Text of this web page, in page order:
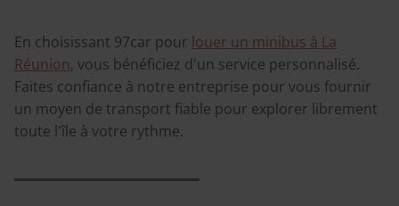
En choisissant 97car pour louer un minibus à La
Réunion, vous bénéficiez d'un service personnalisé.
Faites confiance à notre entreprise pour vous fournir
un moyen de transport fiable pour explorer librement
toute l'île à votre rythme.